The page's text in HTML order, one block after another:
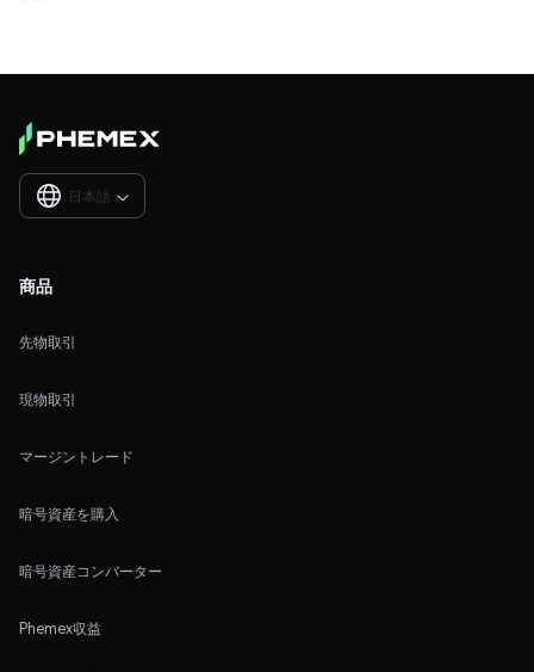
日本語 
商品
先物取引
現物取引
マージントレード
暗号資産を購入
暗号資産コンバーター
Phemex収益